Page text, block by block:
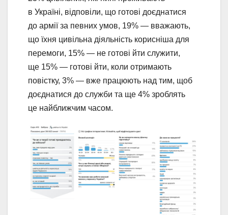
в Україні, відповіли, що готові доєднатися
до армії за певних умов, 19% — вважають,
що їхня цивільна діяльність корисніша для
перемоги, 15% — не готові йти служити,
ще 15% — готові йти, коли отримають
повістку, 3% — вже працюють над тим, щоб
доєднатися до служби та ще 4% зроблять
це найближчим часом.